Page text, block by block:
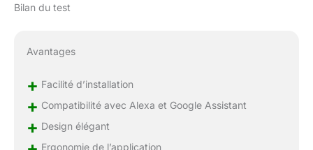
Bilan du test
Avantages
+ Facilité d’installation
+ Compatibilité avec Alexa et Google Assistant
+ Design élégant
Ergonomie de l’application